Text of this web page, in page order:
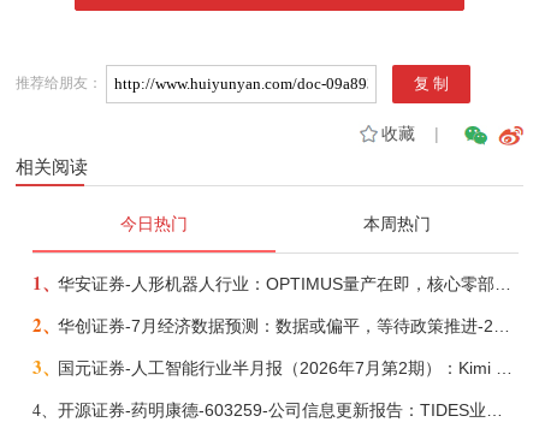
推荐给朋友：
收藏|
相关阅读
今日热门 本周热门
1、
2、
3、
4、